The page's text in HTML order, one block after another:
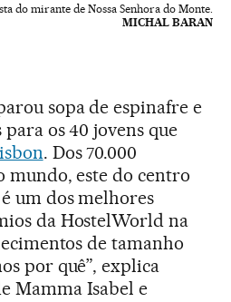
do mirante de Nossa Senhora do Monte.
MICHAL BARAN
sopa de espinafre e
os 40 jovens que
. Dos 70.000
mundo, este do centro
um dos melhores
da HostelWorld na
de tamanho
por quê”, explica
Mamma Isabel e